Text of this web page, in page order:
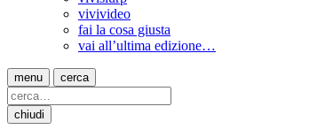
vivivideo
fai la cosa giusta
vai all’ultima edizione…
menu cerca
chiudi